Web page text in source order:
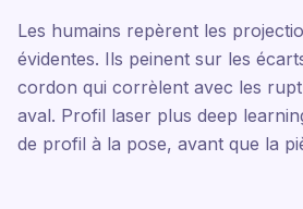
Les humains repèrent les
évidentes. Ils peinent sur les
cordon qui corrèlent avec les
aval. Profil laser plus deep
de profil à la pose, avant que la